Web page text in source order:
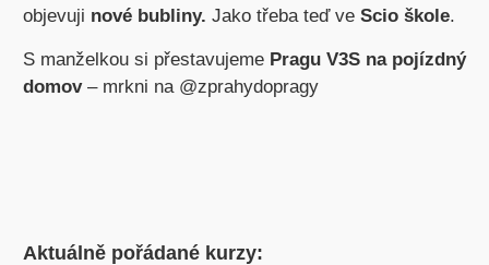
objevuji nové bubliny. Jako třeba teď ve Scio škole.
S manželkou si přestavujeme Pragu V3S na pojízdný
domov– mrkni na @zprahydopragy
Aktuálně pořádané kurzy: